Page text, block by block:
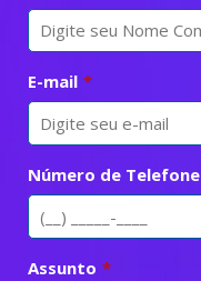
E-mail *
Número de Telefone
Assunto *